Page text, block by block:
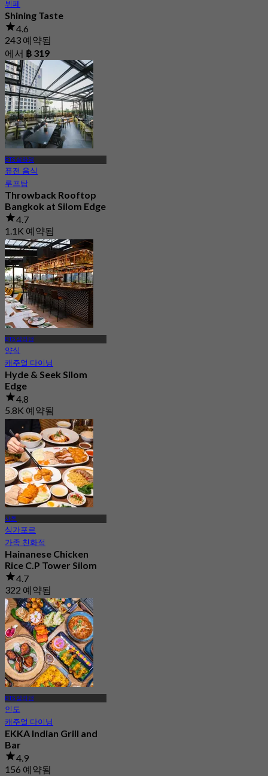
뷔페
Shining Taste
4.6
243 예약됨
에서 ฿ 319
BTS 살라댕
퓨전 음식
루프탑
Throwback Rooftop
Bangkok at Silom Edge
4.7
1.1K 예약됨
에서฿ 397.5
BTS 살라댕
양식
캐주얼 다이닝
Hyde & Seek Silom
Edge
4.8
5.8K 예약됨
฿ 647.5
사톤
싱가포르
가족 친화적
Hainanese Chicken
Rice C.P Tower Silom
4.7
322 예약됨
에서฿ 199
BTS 살라댕
인도
캐주얼 다이닝
EKKA Indian Grill and
Bar
4.9
156 예약됨